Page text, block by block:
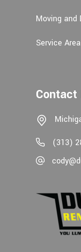
Moving and
Service Area
(313)